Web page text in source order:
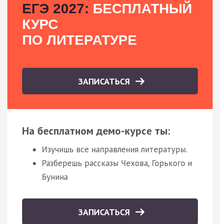
ЕГЭ 2027: БЕСПЛАТНЫЙ
КУРС
ПО ЛИТЕРАТУРЕ
ЗАПИСАТЬСЯ
На бесплатном демо-курсе ты:
Изучишь все направления литературы.
Разберешь рассказы Чехова, Горького и
Бунина
ЗАПИСАТЬСЯ